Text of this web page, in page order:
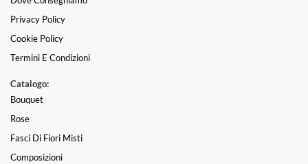
Privacy Policy
Cookie Policy
Termini E Condizioni
Catalogo:
Bouquet
Rose
Fasci Di Fiori Misti
Composizioni